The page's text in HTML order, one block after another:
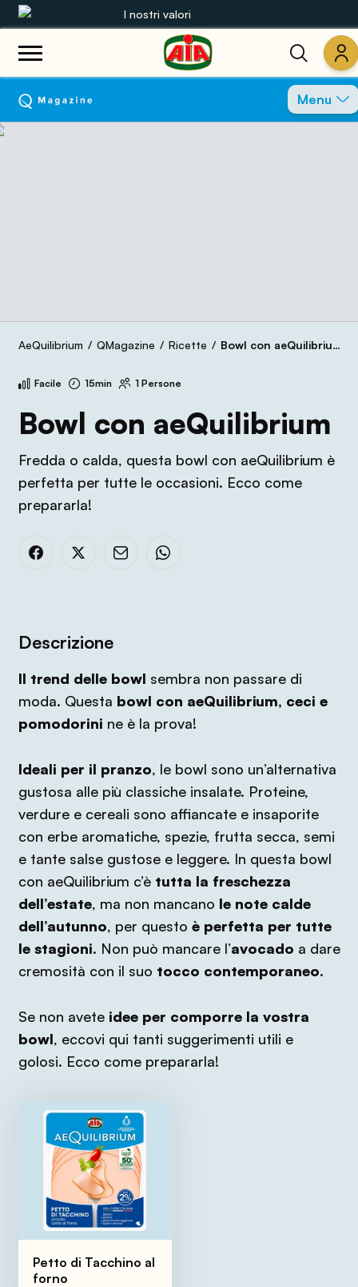
I nostri valori
Le nostre gamme
Ricette
Menu
AeQuilibrium QMagazine Ricette Bowl con aeQuilibrium
Facile 15min 1 Persone
Bowl con aeQuilibrium
Fredda o calda, questa bowl con aeQuilibrium è
perfetta per tutte le occasioni. Ecco come
prepararla!
Descrizione
Il trend delle bowl sembra non passare di
moda. Questa bowl con aeQuilibrium, ceci e
pomodorini ne è la prova!
Ideali per il pranzo, le bowl sono un’alternativa
gustosa alle più classiche insalate. Proteine,
verdure e cereali sono affiancate e insaporite
con erbe aromatiche, spezie, frutta secca, semi
e tante salse gustose e leggere. In questa bowl
con aeQuilibrium c’è tutta la freschezza
dell’estate, ma non mancano le note calde
dell’autunno, per questo è perfetta per tutte
le stagioni. Non può mancare l’avocado a dare
cremosità con il suo tocco contemporaneo.
Se non avete idee per comporre la vostra
bowl, eccovi qui tanti suggerimenti utili e
golosi. Ecco come prepararla!
Petto di Tacchino al
forno